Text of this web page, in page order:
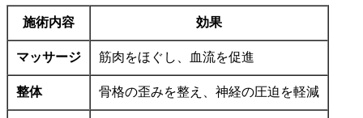
施術内容 効果
マッサージ 筋肉をほぐし、血流を促進
整体 骨格の歪みを整え、神経の圧迫を軽減